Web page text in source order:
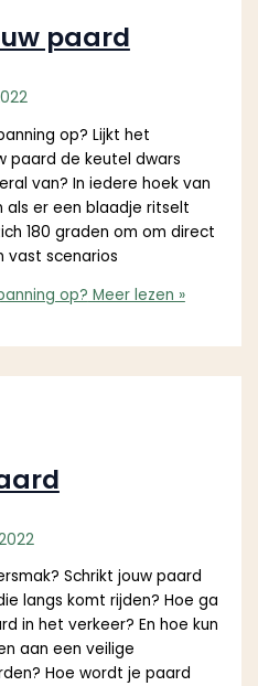
paard
op? Lijkt het
paard de keutel dwars
van? In iedere hoek van
als er een blaadje ritselt
180 graden om om direct
vast scenarios
op? Meer lezen »
Schrikt jouw paard
langs komt rijden? Hoe ga
in het verkeer? En hoe kun
aan een veilige
Hoe wordt je paard